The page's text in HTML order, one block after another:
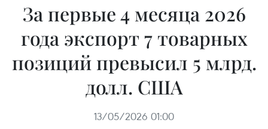
За первые 4 месяца 2026
года экспорт 7 товарных
позиций превысил 5 млрд.
долл. США
13/05/2026 01:00